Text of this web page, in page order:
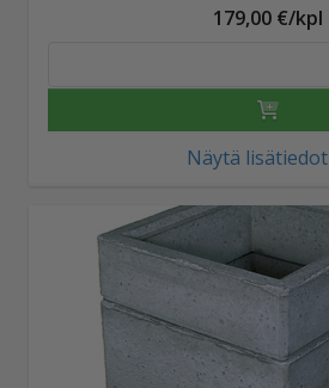
179,00 €/kpl
Näytä lisätiedot